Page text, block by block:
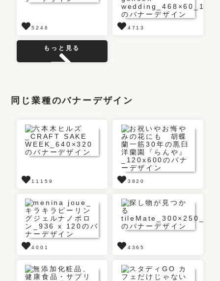
5246 4713
もっと見る
同じ業種のバナーデザイン
11159 3820
4001 4365